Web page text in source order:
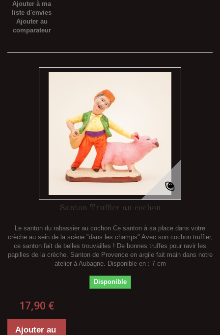
Ajouter à ma
liste d'envies
Ajouter au
comparateur
Santon Truffier au cochon
Le santon du rabassier au cochon Ce santon à sa place dans votre
crèche au sein de la scène "dans les champs" Avec son cochon truffier,
ce santon fait de belles trouvailles ! De bonnes truffes pour ravir les
papilles de la crèche. Santon de Provence en argile fait main dans notre
atelier à Aubagne. Disponible en : 7 cm
Disponible
17,90 €
Ajouter au